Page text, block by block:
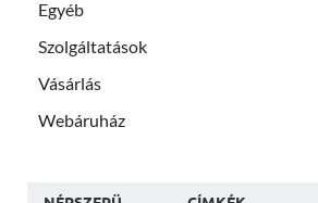
Egyéb
Szolgáltatások
Vásárlás
Webáruház